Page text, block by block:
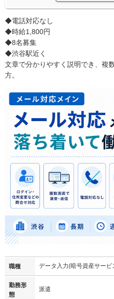
◆電話対応なし
◆時給1,800円
◆8名募集
◆渋谷駅近く
文章で分かりやすく説明でき、複
方。
職種 データ入力(暗号資産サー
勤務形
態
派遣